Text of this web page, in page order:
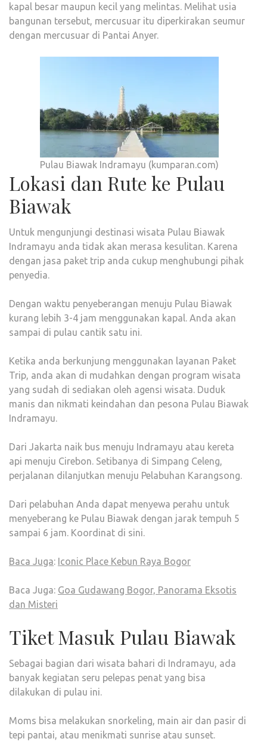
kapal besar maupun kecil yang melintas. Melihat usia
bangunan tersebut, mercusuar itu diperkirakan seumur
dengan mercusuar di Pantai Anyer.
Pulau Biawak Indramayu (kumparan.com)
Lokasi dan Rute ke Pulau
Biawak
Untuk mengunjungi destinasi wisata Pulau Biawak
Indramayu anda tidak akan merasa kesulitan. Karena
dengan jasa paket trip anda cukup menghubungi pihak
penyedia.
Dengan waktu penyeberangan menuju Pulau Biawak
kurang lebih 3-4 jam menggunakan kapal. Anda akan
sampai di pulau cantik satu ini.
Ketika anda berkunjung menggunakan layanan Paket
Trip, anda akan di mudahkan dengan program wisata
yang sudah di sediakan oleh agensi wisata. Duduk
manis dan nikmati keindahan dan pesona Pulau Biawak
Indramayu.
Dari Jakarta naik bus menuju Indramayu atau kereta
api menuju Cirebon. Setibanya di Simpang Celeng,
perjalanan dilanjutkan menuju Pelabuhan Karangsong.
Dari pelabuhan Anda dapat menyewa perahu untuk
menyeberang ke Pulau Biawak dengan jarak tempuh 5
sampai 6 jam. Koordinat di sini.
Baca Juga: Iconic Place Kebun Raya Bogor
Baca Juga: Goa Gudawang Bogor, Panorama Eksotis
dan Misteri
Tiket Masuk Pulau Biawak
Sebagai bagian dari wisata bahari di Indramayu, ada
banyak kegiatan seru pelepas penat yang bisa
dilakukan di pulau ini.
Moms bisa melakukan snorkeling, main air dan pasir di
tepi pantai, atau menikmati sunrise atau sunset.